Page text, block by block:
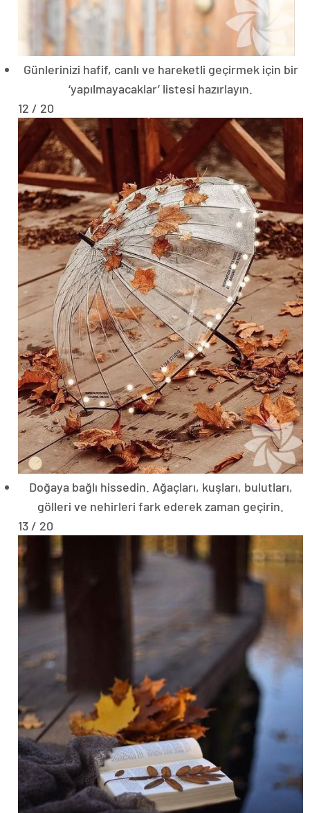
Günlerinizi hafif, canlı ve hareketli geçirmek için bir
‘yapılmayacaklar’ listesi hazırlayın.
12 / 20
Doğaya bağlı hissedin. Ağaçları, kuşları, bulutları,
gölleri ve nehirleri fark ederek zaman geçirin.
13 / 20